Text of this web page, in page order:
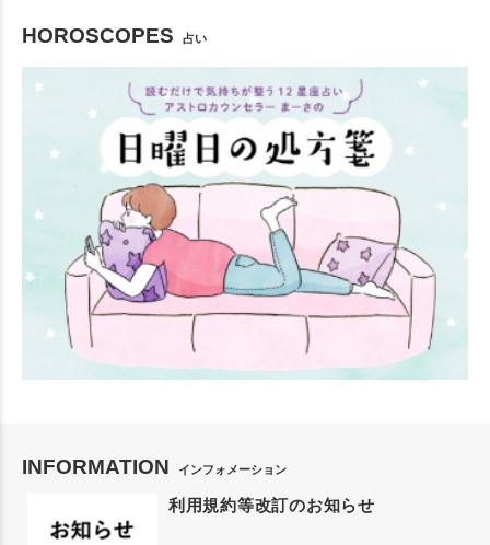
HOROSCOPES 占い
INFORMATION インフォメーション
利用規約等改訂のお知らせ